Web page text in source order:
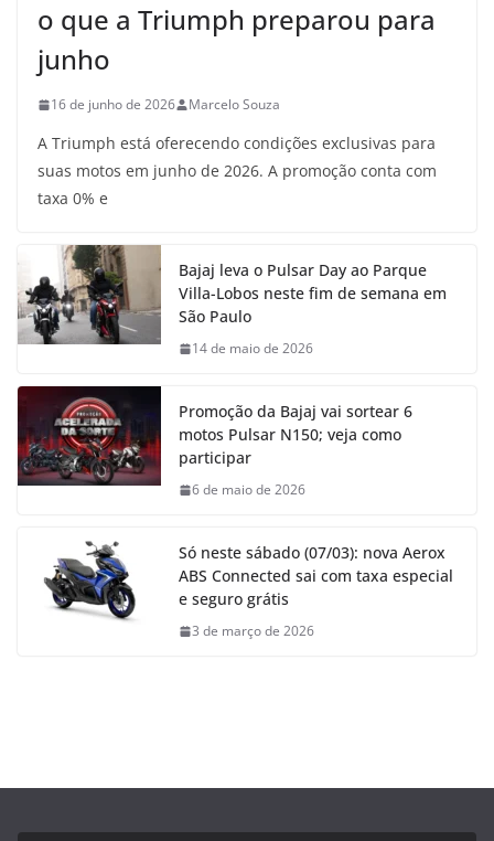
o que a Triumph preparou para
junho
16 de junho de 2026 Marcelo Souza
A Triumph está oferecendo condições exclusivas para
suas motos em junho de 2026. A promoção conta com
taxa 0% e
Bajaj leva o Pulsar Day ao Parque
Villa-Lobos neste fim de semana em
São Paulo
14 de maio de 2026
Promoção da Bajaj vai sortear 6
motos Pulsar N150; veja como
participar
6 de maio de 2026
Só neste sábado (07/03): nova Aerox
ABS Connected sai com taxa especial
e seguro grátis
3 de março de 2026